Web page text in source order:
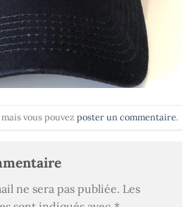
vous pouvez poster un commentaire.
ne sera pas publiée. Les